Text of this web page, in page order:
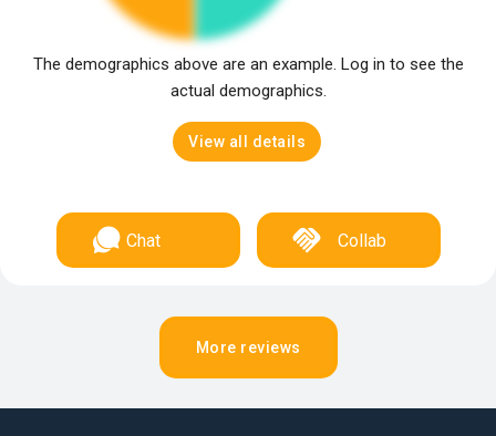
The demographics above are an example. Log in to see the
actual demographics.
View all details
Chat Collab
More reviews